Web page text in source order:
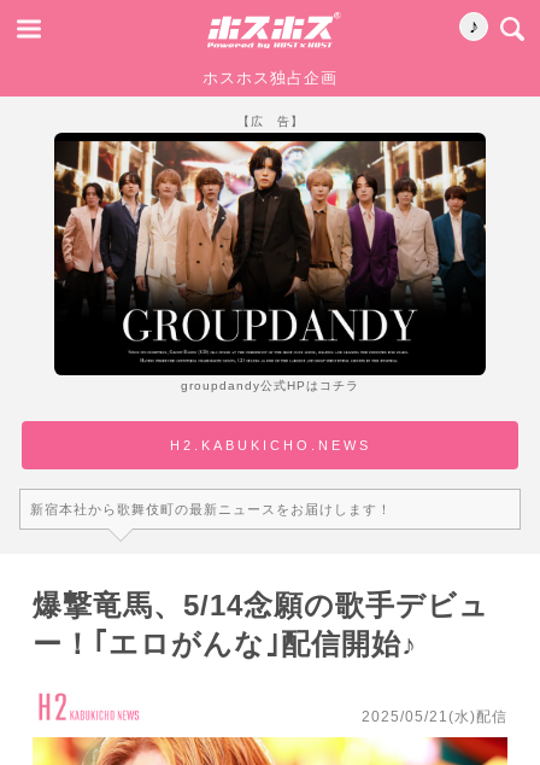
♪
ホスホス独占企画
【広 告】
groupdandy公式HPはコチラ
H2.KABUKICHO.NEWS
新宿本社から歌舞伎町の最新ニュースをお届けします！
爆撃竜馬、5/14念願の歌手デビュ
ー！｢エロがんな｣配信開始♪
2025/05/21(水)配信